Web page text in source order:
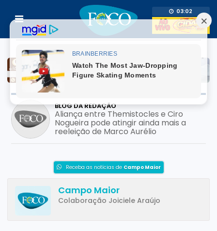
03:02
BLOG DA REDAÇÃO
Prefeito usa adesivo do filho pré-
candidato em mutirão de saúde; pode
configurar crime eleitoral?
Receba as notícias de Campo Maior
Campo Maior
Colaboração Joiciele Araújo